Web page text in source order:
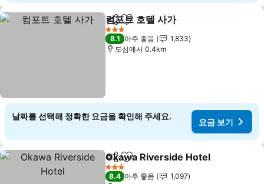
공유 즐겨찾기에 추가
컴포트 호텔 사가
3 성급
8.1 아주 좋음
1,833
도심에서 0.4km
날짜를 선택해 정확한 요금을 확인해 주세요.
요금 보기
공유 즐겨찾기에 추가
Okawa Riverside Hotel
3 성급
8.4 아주 좋음
1,097